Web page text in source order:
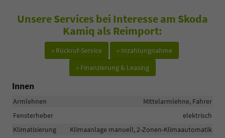
Unsere Services bei Interesse am Skoda
Kamiq als Reimport:
» Rückruf-Service
» Inzahlungnahme
» Finanzierung & Leasing
Innen
Armlehnen
Mittelarmlehne, Fahrer
Fensterheber
elektrisch
Klimatisierung
Klimaanlage manuell, 2-Zonen-Klimaautomatik